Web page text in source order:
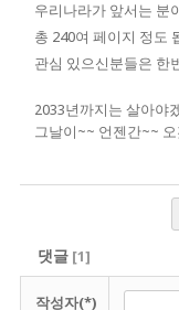
우리나라가 앞서는 분
총 240여 페이지 정도
관심 있으신분들은 한
2033년까지는 살아야
그날이~~ 언젠간~~ 오
댓글[1]
작성자(*)